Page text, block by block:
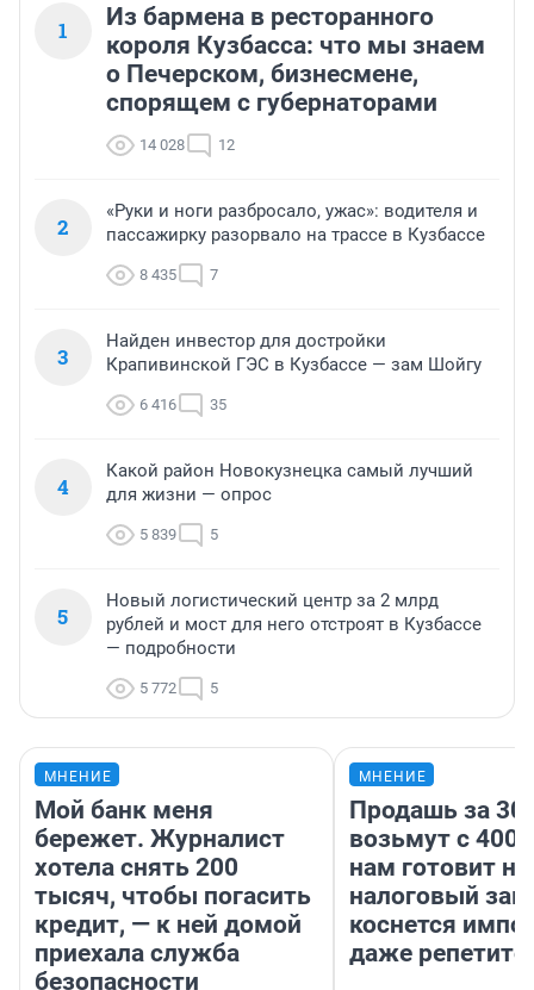
1
Из бармена в ресторанного
короля Кузбасса: что мы знаем
о Печерском, бизнесмене,
спорящем с губернаторами
14 028 12
2
«Руки и ноги разбросало, ужас»: водителя и
пассажирку разорвало на трассе в Кузбассе
8 435 7
3
Найден инвестор для достройки
Крапивинской ГЭС в Кузбассе — зам Шойгу
6 416 35
4
Какой район Новокузнецка самый лучший
для жизни — опрос
5 839 5
5
Новый логистический центр за 2 млрд
рублей и мост для него отстроят в Кузбассе
— подробности
5 772 5
МНЕНИЕ
Мой банк меня
бережет. Журналист
хотела снять 200
тысяч, чтобы погасить
кредит, — к ней домой
приехала служба
безопасности
МНЕНИЕ
Продашь за
возьмут с
нам готовит
налоговый
коснется
даже